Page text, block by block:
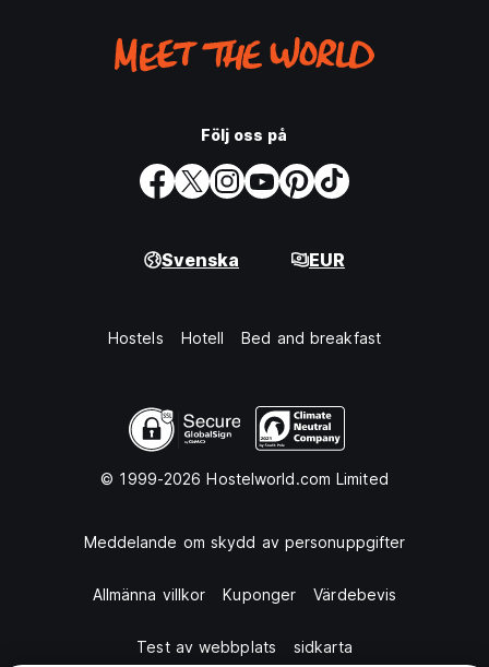
Följ oss på
Svenska EUR
Hostels Hotell Bed and breakfast
© 1999-2026 Hostelworld.com Limited
Meddelande om skydd av personuppgifter
Allmänna villkor Kuponger Värdebevis
Test av webbplats sidkarta